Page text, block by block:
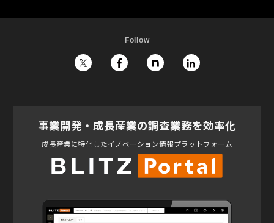
Follow
事業開発・成長産業の調査業務を効率化
成長産業に特化したイノベーション情報プラットフォーム